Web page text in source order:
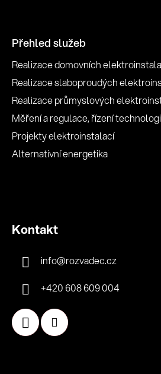
Přehled služeb
Realizace domovních
Realizace slaboproudých
Realizace průmyslových
Měření a regulace, řízení
Projekty elektroinstalací
Alternativní energetika
Kontakt
info@rozvadec.cz
+420 608 609 004